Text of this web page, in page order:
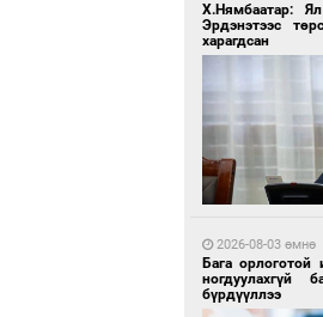
1 өдрийн өмнө
Нарны эрчим
Х.Нямбаатар:
Эрдэнэтээс
харагдсан
2026-08-03 өмнө
Бага орлоготой
ногдуулахгүй
бүрдүүллээ